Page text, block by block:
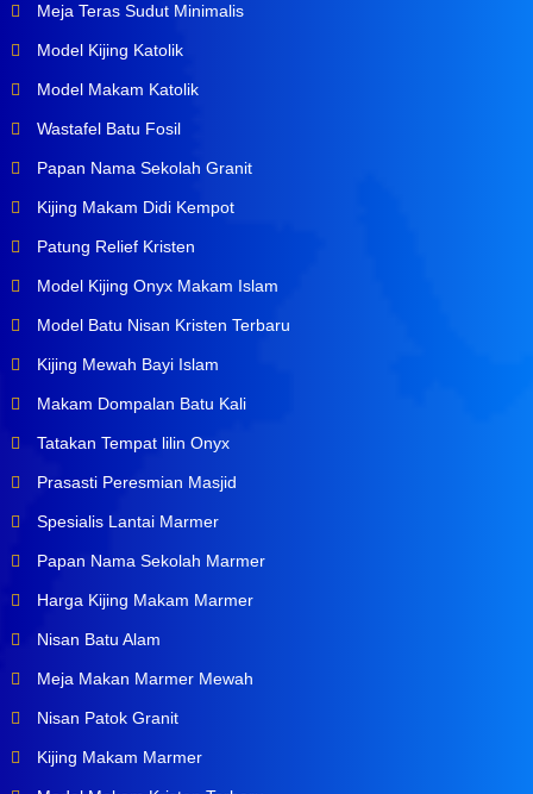
Meja Teras Sudut Minimalis
Model Kijing Katolik
Model Makam Katolik
Wastafel Batu Fosil
Papan Nama Sekolah Granit
Kijing Makam Didi Kempot
Patung Relief Kristen
Model Kijing Onyx Makam Islam
Model Batu Nisan Kristen Terbaru
Kijing Mewah Bayi Islam
Makam Dompalan Batu Kali
Tatakan Tempat lilin Onyx
Prasasti Peresmian Masjid
Spesialis Lantai Marmer
Papan Nama Sekolah Marmer
Harga Kijing Makam Marmer
Nisan Batu Alam
Meja Makan Marmer Mewah
Nisan Patok Granit
Kijing Makam Marmer